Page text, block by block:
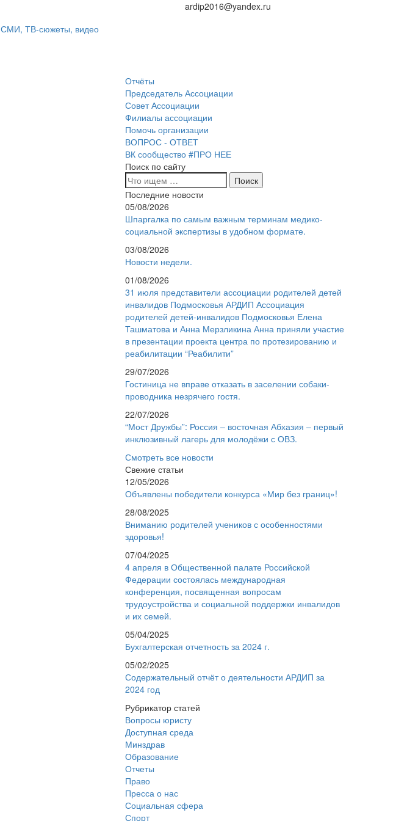
СМИ, ТВ-сюжеты, видео
ardip2016@yandex.ru
Отчёты
Председатель Ассоциации
Совет Ассоциации
Филиалы ассоциации
Помочь организации
ВОПРОС - ОТВЕТ
ВК сообщество #ПРО НЕЕ
Поиск по сайту
Последние новости
05/08/2026
Шпаргалка по самым важным терминам медико-
социальной экспертизы в удобном формате.
03/08/2026
Новости недели.
01/08/2026
31 июля представители ассоциации родителей детей
инвалидов Подмосковья АРДИП Ассоциация
родителей детей-инвалидов Подмосковья Елена
Ташматова и Анна Мерзликина Анна приняли участие
в презентации проекта центра по протезированию и
реабилитации “Реабилити”
29/07/2026
Гостиница не вправе отказать в заселении собаки-
проводника незрячего гостя.
22/07/2026
“Мост Дружбы”: Россия – восточная Абхазия – первый
инклюзивный лагерь для молодёжи с ОВЗ.
Смотреть все новости
Свежие статьи
12/05/2026
Объявлены победители конкурса «Мир без границ»!
28/08/2025
Вниманию родителей учеников с особенностями
здоровья!
07/04/2025
4 апреля в Общественной палате Российской
Федерации состоялась международная
конференция, посвященная вопросам
трудоустройства и социальной поддержки инвалидов
и их семей.
05/04/2025
Бухгалтерская отчетность за 2024 г.
05/02/2025
Содержательный отчёт о деятельности АРДИП за
2024 год
Рубрикатор статей
Вопросы юристу
Доступная среда
Минздрав
Образование
Отчеты
Право
Пресса о нас
Социальная сфера
Спорт